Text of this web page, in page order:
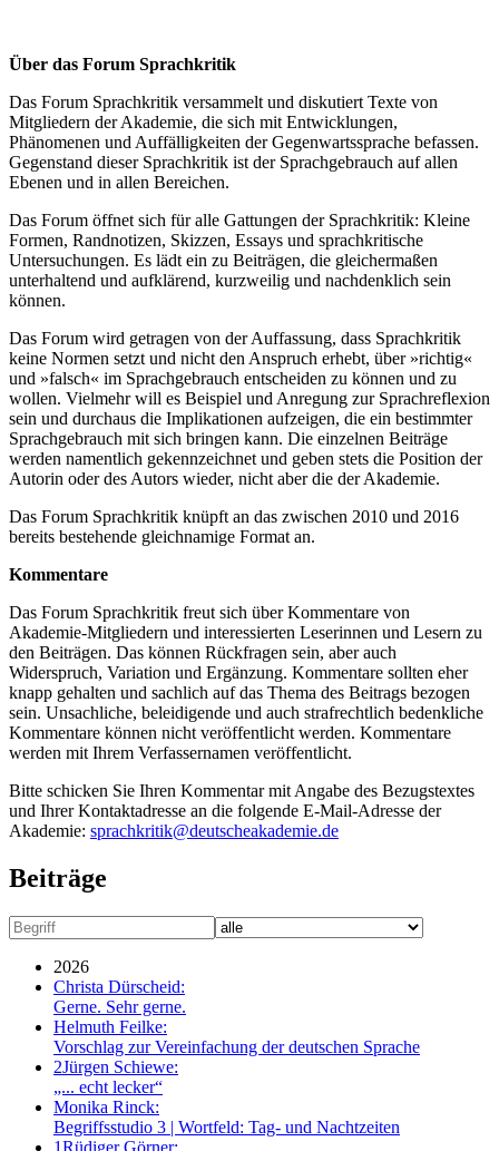
Über das Forum Sprachkritik
Das Forum Sprachkritik versammelt und diskutiert Texte von
Mitgliedern der Akademie, die sich mit Entwicklungen,
Phänomenen und Auffälligkeiten der Gegenwartssprache befassen.
Gegenstand dieser Sprachkritik ist der Sprachgebrauch auf allen
Ebenen und in allen Bereichen.
Das Forum öffnet sich für alle Gattungen der Sprachkritik: Kleine
Formen, Randnotizen, Skizzen, Essays und sprachkritische
Untersuchungen. Es lädt ein zu Beiträgen, die gleichermaßen
unterhaltend und aufklärend, kurzweilig und nachdenklich sein
können.
Das Forum wird getragen von der Auffassung, dass Sprachkritik
keine Normen setzt und nicht den Anspruch erhebt, über »richtig«
und »falsch« im Sprachgebrauch entscheiden zu können und zu
wollen. Vielmehr will es Beispiel und Anregung zur Sprachreflexion
sein und durchaus die Implikationen aufzeigen, die ein bestimmter
Sprachgebrauch mit sich bringen kann. Die einzelnen Beiträge
werden namentlich gekennzeichnet und geben stets die Position der
Autorin oder des Autors wieder, nicht aber die der Akademie.
Das Forum Sprachkritik knüpft an das zwischen 2010 und 2016
bereits bestehende gleichnamige Format an.
Kommentare
Das Forum Sprachkritik freut sich über Kommentare von
Akademie-Mitgliedern und interessierten Leserinnen und Lesern zu
den Beiträgen. Das können Rückfragen sein, aber auch
Widerspruch, Variation und Ergänzung. Kommentare sollten eher
knapp gehalten und sachlich auf das Thema des Beitrags bezogen
sein. Unsachliche, beleidigende und auch strafrechtlich bedenkliche
Kommentare können nicht veröffentlicht werden. Kommentare
werden mit Ihrem Verfassernamen veröffentlicht.
Bitte schicken Sie Ihren Kommentar mit Angabe des Bezugstextes
und Ihrer Kontaktadresse an die folgende E-Mail-Adresse der
Akademie: sprachkritik@deutscheakademie.de
Beiträge
2026
Christa Dürscheid:
Gerne. Sehr gerne.
Helmuth Feilke:
Vorschlag zur Vereinfachung der deutschen Sprache
2Jürgen Schiewe:
„... echt lecker“
Monika Rinck:
Begriffsstudio 3 | Wortfeld: Tag- und Nachtzeiten
1Rüdiger Görner: